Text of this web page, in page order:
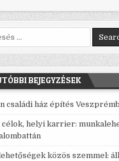
for:
BEJEGYZÉSEK
családi ház építés
célok, helyi karrier:
közös szemmel: